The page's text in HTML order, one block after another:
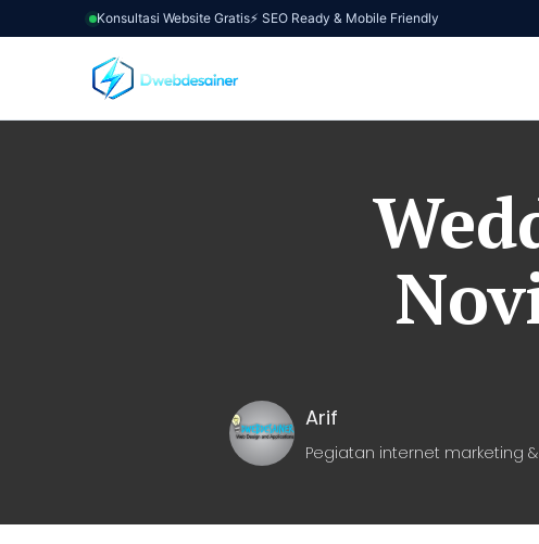
Konsultasi Website Gratis⚡ SEO Ready & Mobile Friendly
Arif
Pegiatan internet marketing